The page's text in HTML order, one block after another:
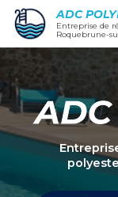
Aller
contenu
principal
ADC
Entreprise de rénovation de piscine en polyester à
Roquebrune-